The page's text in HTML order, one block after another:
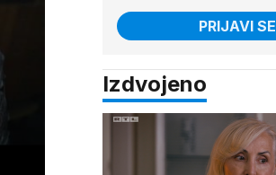
PRIJAVI SE
Izdvojeno